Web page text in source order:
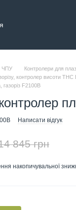
ЧПУ
Контролери для
контролер висоти
F2100B
Написати відгук
845 грн
накопичувальної